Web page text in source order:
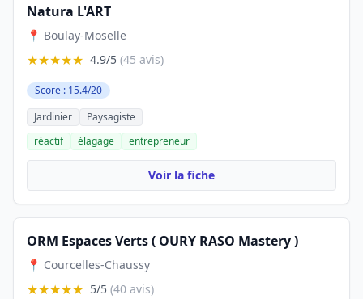
Natura L'ART
📍 Boulay-Moselle
★★★★★ 4.9/5 (45 avis)
Score : 15.4/20
Jardinier
Paysagiste
réactif
élagage entrepreneur
Voir la fiche
ORM Espaces Verts ( OURY RASO Mastery )
📍 Courcelles-Chaussy
★★★★★ 5/5 (40 avis)